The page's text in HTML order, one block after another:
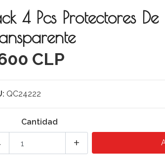
4 Pcs Protectores
CLP
QC24222
Cantidad
+